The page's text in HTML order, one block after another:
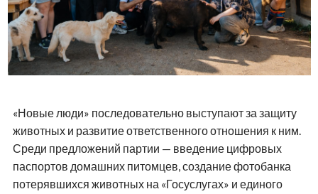
«Новые люди» последовательно выступают за защиту
животных и развитие ответственного отношения к ним.
Среди предложений партии — введение цифровых
паспортов домашних питомцев, создание фотобанка
потерявшихся животных на «Госуслугах» и единого